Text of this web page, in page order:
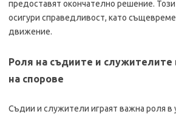
предоставят окончателно решение.
осигури справедливост, като
движение.
Роля на съдиите и служителите
на спорове
Съдии и служители играят важна роля в